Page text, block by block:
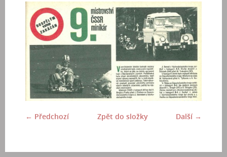
← Předchozí Další →
Zpět do složky